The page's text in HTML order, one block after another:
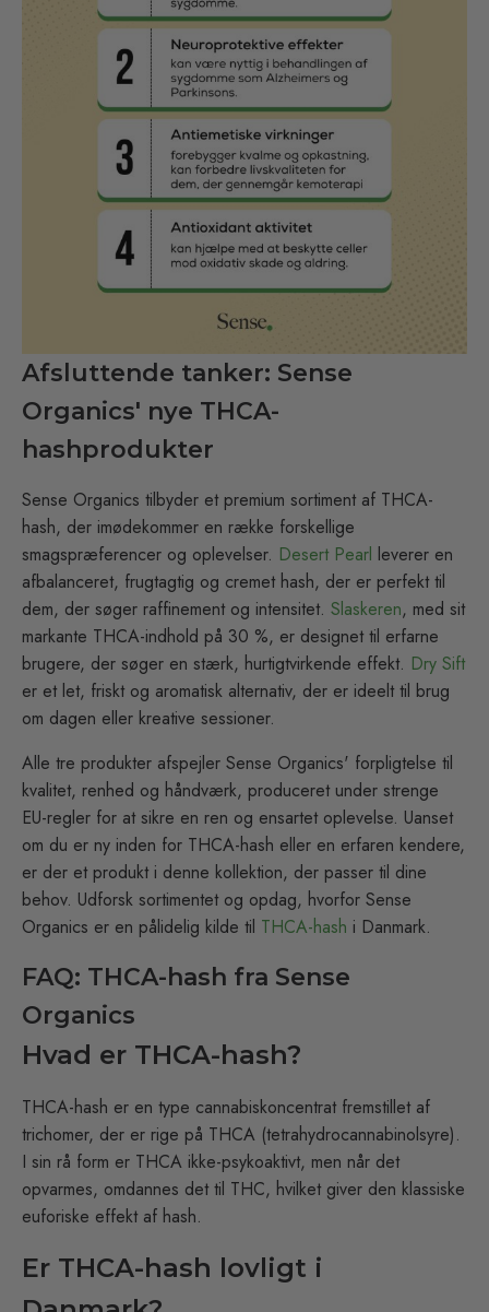
Afsluttende tanker: Sense
Organics' nye THCA-
hashprodukter
Sense Organics tilbyder et premium sortiment af THCA-
hash, der imødekommer en række forskellige
smagspræferencer og oplevelser. Desert Pearl leverer en
afbalanceret, frugtagtig og cremet hash, der er perfekt til
dem, der søger raffinement og intensitet. Slaskeren, med sit
markante THCA-indhold på 30 %, er designet til erfarne
brugere, der søger en stærk, hurtigtvirkende effekt. Dry Sift
er et let, friskt og aromatisk alternativ, der er ideelt til brug
om dagen eller kreative sessioner.
Alle tre produkter afspejler Sense Organics' forpligtelse til
kvalitet, renhed og håndværk, produceret under strenge
EU-regler for at sikre en ren og ensartet oplevelse. Uanset
om du er ny inden for THCA-hash eller en erfaren kendere,
er der et produkt i denne kollektion, der passer til dine
behov. Udforsk sortimentet og opdag, hvorfor Sense
Organics er en pålidelig kilde til THCA-hash i Danmark.
FAQ: THCA-hash fra Sense
Organics
Hvad er THCA-hash?
THCA-hash er en type cannabiskoncentrat fremstillet af
trichomer, der er rige på THCA (tetrahydrocannabinolsyre).
I sin rå form er THCA ikke-psykoaktivt, men når det
opvarmes, omdannes det til THC, hvilket giver den klassiske
euforiske effekt af hash.
Er THCA-hash lovligt i